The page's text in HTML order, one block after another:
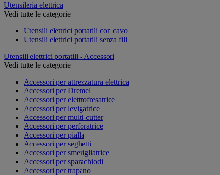
Utensileria elettrica
Vedi tutte le categorie
Utensili elettrici portatili con cavo
Utensili elettrici portatili senza fili
Utensili elettrici portatili - Accessori
Vedi tutte le categorie
Accessori per attrezzatura elettrica
Accessori per Dremel
Accessori per elettrofresatrice
Accessori per levigatrice
Accessori per multi-cutter
Accessori per perforatrice
Accessori per pialla
Accessori per seghetti
Accessori per smerigliatrice
Accessori per sparachiodi
Accessori per trapano